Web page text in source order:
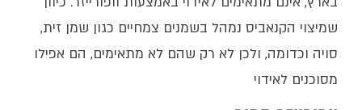
שמיצוי הקנאביס נמהל בשמנים צמחיים כגון שמן זית,
סויה וכדומה, ולכן לא רק שהם לא מתאימים, הם אפילו
מסוכנים לאידוי